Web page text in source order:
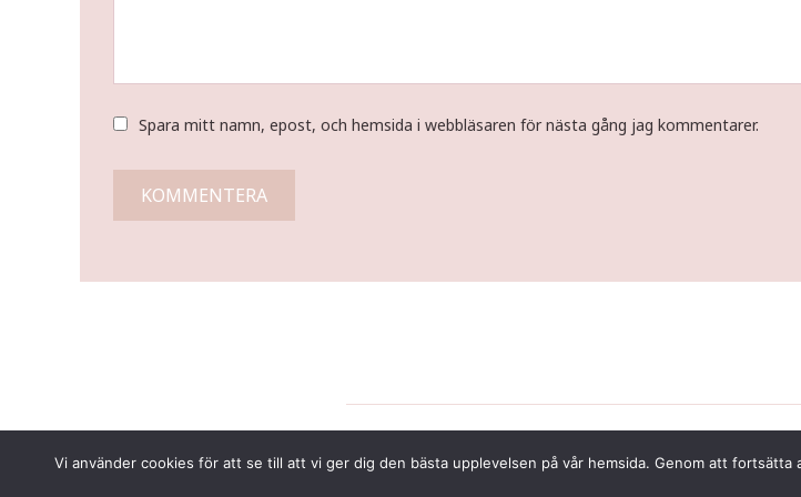
Spara mitt namn, epost, och hemsida i webbläsaren för nästa gång jag kommentarer.
Vi använder cookies för att se till att vi ger dig den bästa upplevelsen på vår hemsida. Genom att